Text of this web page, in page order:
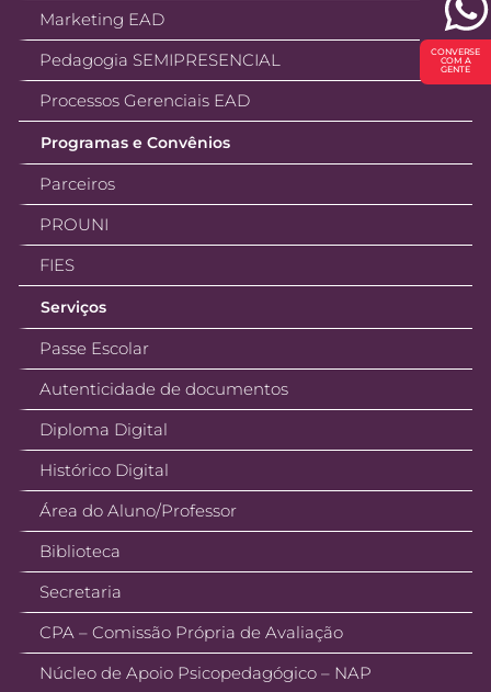
Marketing EAD
Pedagogia SEMIPRESENCIAL
Processos Gerenciais EAD
Programas e Convênios
Parceiros
PROUNI
FIES
Serviços
Passe Escolar
Autenticidade de documentos
Diploma Digital
Histórico Digital
Área do Aluno/Professor
Biblioteca
Secretaria
CPA – Comissão Própria de Avaliação
Núcleo de Apoio Psicopedagógico – NAP
CONVERSE
COM A
GENTE